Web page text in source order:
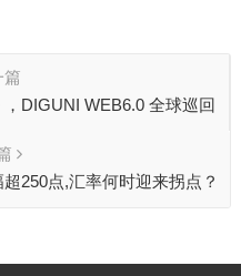
篇
DIGUNI WEB6.0 全球巡回
250点,汇率何时迎来拐点？